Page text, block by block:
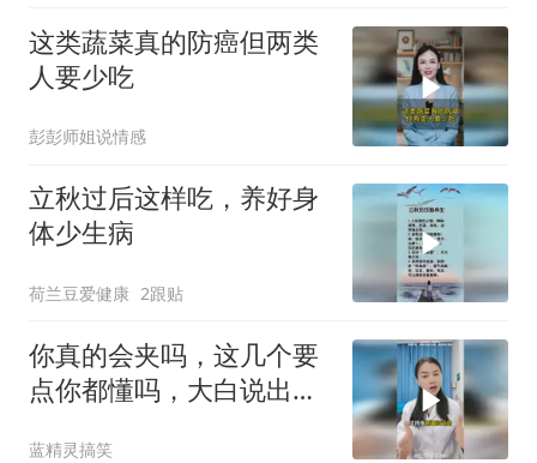
这类蔬菜真的防癌但两类
人要少吃
彭彭师姐说情感
立秋过后这样吃，养好身
体少生病
荷兰豆爱健康 2跟贴
你真的会夹吗，这几个要
点你都懂吗，大白说出标
蓝精灵搞笑